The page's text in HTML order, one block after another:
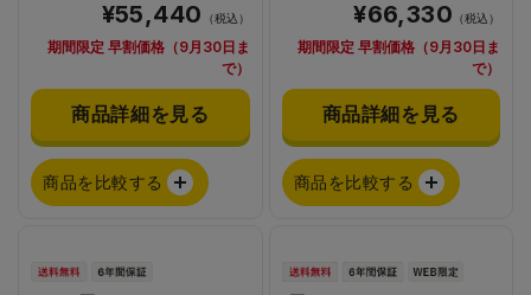
¥55,440 （税込）
期間限定 早割価格（9月30日ま
で）
商品詳細を見る
商品を比較する
¥66,330 （税込）
期間限定 早割価格（9月30日ま
で）
商品詳細を見る
商品を比較する